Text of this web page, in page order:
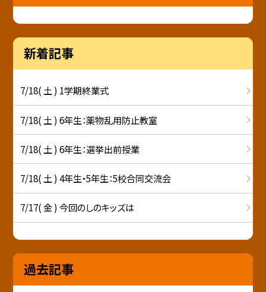
新着記事
7/18( 土 ) 1学期終業式
7/18( 土 ) 6年生：薬物乱用防止教室
7/18( 土 ) 6年生：選挙出前授業
7/18( 土 ) 4年生・5年生：5校合同交流会
7/17( 金 ) 今回のしのキッズは
過去記事